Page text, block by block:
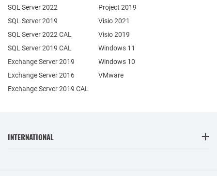
Exchange Server 2019
Exchange Server 2016
SQL Server 2022
SQL Server 2019
SQL Server 2022 CAL
SQL Server 2019 CAL
Exchange Server 2019 CAL
Project 2019
Visio 2021
Visio 2019
Windows 11
Windows 10
VMware
INTERNATIONAL